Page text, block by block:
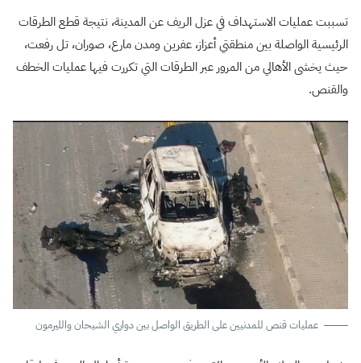
تسببت عمليات الاستهداف في عزل الريف عن المدينة، نتيجة قطع الطرقات
الرئيسية الواصلة بين منطقتي أعزاز، عفرين ومدن مارع، صوران، تل رفعت،
حيث يخشى الأهالي من المرور عبر الطرقات التي تكررت فيها عمليات الخطف
والقنص.
عمليات قنص للمدنيين على الطريق الواصل بين دواري الشيحان والليرمون